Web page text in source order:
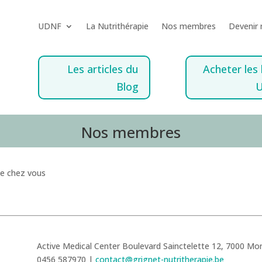
UDNF La Nutrithérapie Nos membres Devenir
Les articles du
Blog
Acheter les
Nos membres
chez vous
Active Medical Center Boulevard Sainctelette 12, 7000
0456 587970 |contact@grignet-nutritherapie.be